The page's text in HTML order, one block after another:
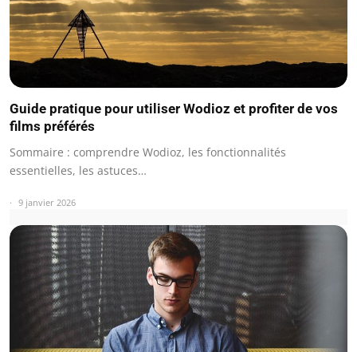
Guide pratique pour utiliser Wodioz et profiter de vos
films préférés
Sommaire : comprendre Wodioz, les fonctionnalités
essentielles, les astuces…
9 janvier 2026